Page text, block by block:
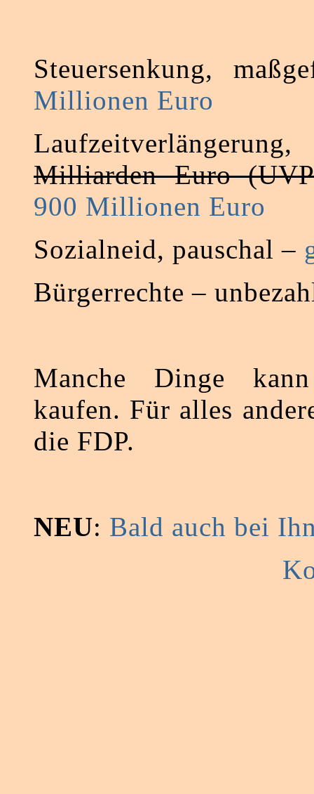
Steuersenkung,
Millionen Euro
Milliarden Euro
900 Millionen Euro
Sozialneid, pauschal –
Bürgerrechte –
Manche Dinge
kaufen. Für alles
die FDP.
NEU: Bald auch bei